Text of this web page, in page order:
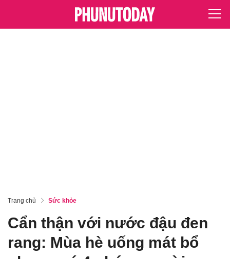
Trang chủ Sức khỏe
Cẩn thận với nước đậu đen
rang: Mùa hè uống mát bổ